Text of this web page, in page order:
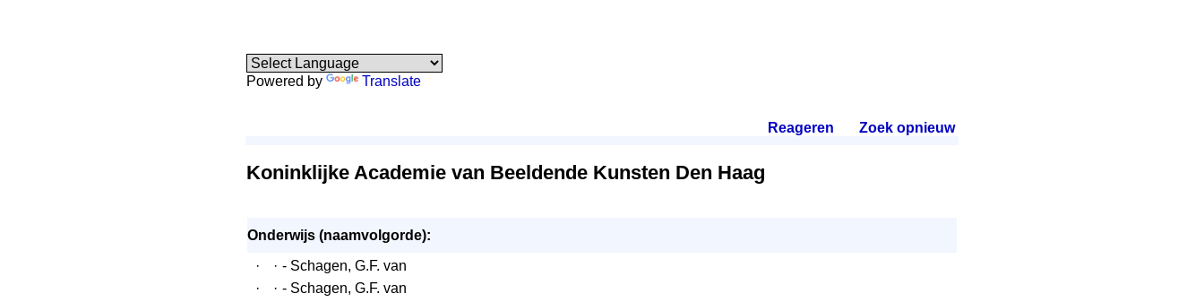
Powered by Translate
Reageren Zoek opnieuw.
Koninklijke Academie van Beeldende Kunsten Den Haag
Onderwijs (naamvolgorde):
·
· - Schagen, G.F. van
·
· - Schagen, G.F. van